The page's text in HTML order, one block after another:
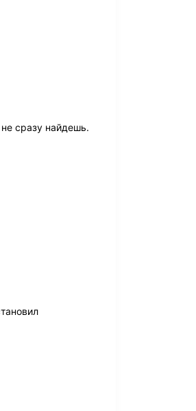
сразу найдешь.